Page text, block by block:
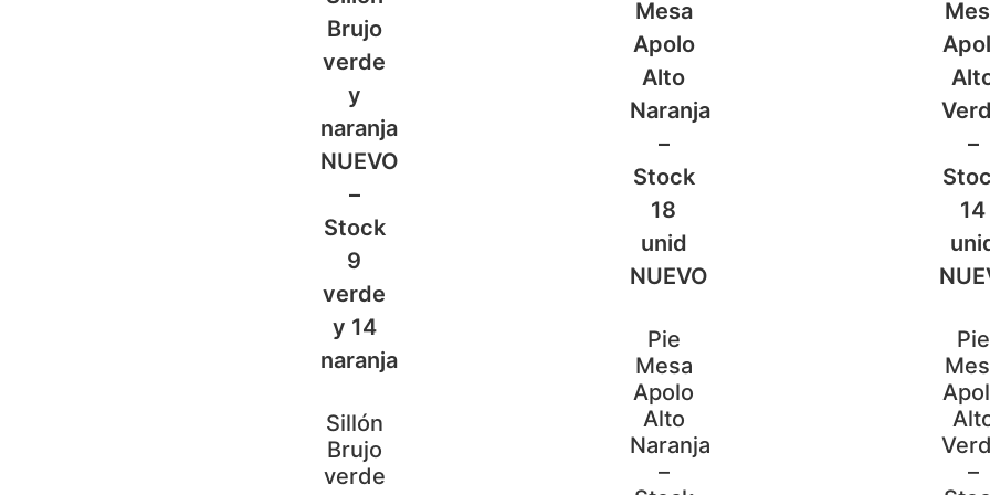
Sillón
Brujo
verde
Pie
Mesa
Apolo
Alto
Naranja
–
Pie
–